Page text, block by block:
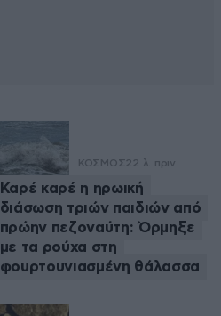
ΚΟΣΜΟΣ22 λ. πριν
Καρέ καρέ η ηρωική
διάσωση τριών παιδιών από
πρώην πεζοναύτη: Όρμηξε
με τα ρούχα στη
φουρτουνιασμένη θάλασσα